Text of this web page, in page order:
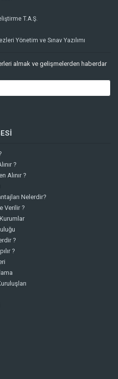
T.A.Ş.
Yönetim ve Sınav Yazılımı
almak ve gelişmelerden haberdar
?
Alınır ?
Nelerdir?
Verilir ?
?
?